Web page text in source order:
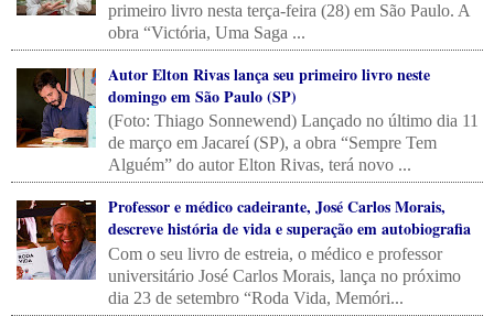
primeiro livro nesta terça-feira (28) em São Paulo. A
obra “Victória, Uma Saga ...
Autor Elton Rivas lança seu primeiro livro neste
domingo em São Paulo (SP)
(Foto: Thiago Sonnewend) Lançado no último dia 11
de março em Jacareí (SP), a obra “Sempre Tem
Alguém” do autor Elton Rivas, terá novo ...
Professor e médico cadeirante, José Carlos Morais,
descreve história de vida e superação em autobiografia
Com o seu livro de estreia, o médico e professor
universitário José Carlos Morais, lança no próximo
dia 23 de setembro “Roda Vida, Memóri...